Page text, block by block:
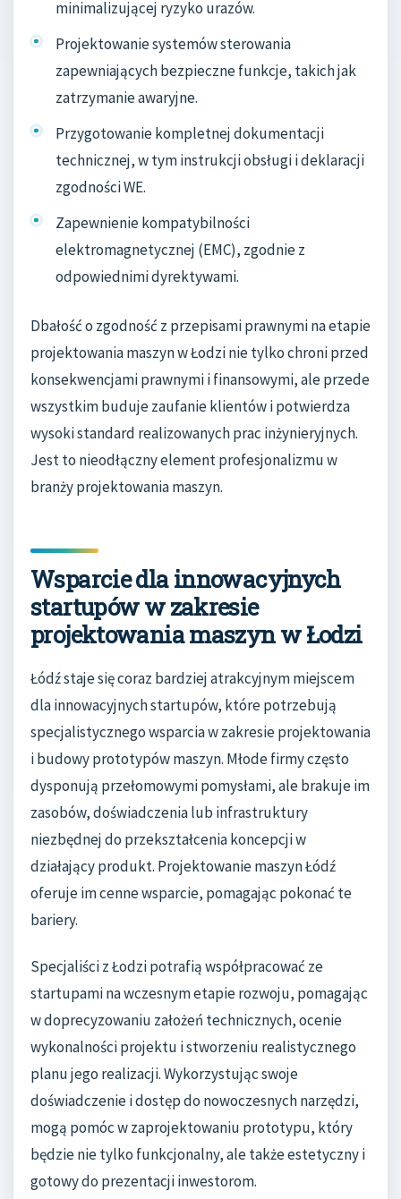
minimalizującej ryzyko urazów.
Projektowanie systemów sterowania
zapewniających bezpieczne funkcje, takich jak
zatrzymanie awaryjne.
Przygotowanie kompletnej dokumentacji
technicznej, w tym instrukcji obsługi i deklaracji
zgodności WE.
Zapewnienie kompatybilności
elektromagnetycznej (EMC), zgodnie z
odpowiednimi dyrektywami.
Dbałość o zgodność z przepisami prawnymi na etapie
projektowania maszyn w Łodzi nie tylko chroni przed
konsekwencjami prawnymi i finansowymi, ale przede
wszystkim buduje zaufanie klientów i potwierdza
wysoki standard realizowanych prac inżynieryjnych.
Jest to nieodłączny element profesjonalizmu w
branży projektowania maszyn.
Wsparcie dla innowacyjnych
startupów w zakresie
projektowania maszyn w Łodzi
Łódź staje się coraz bardziej atrakcyjnym miejscem
dla innowacyjnych startupów, które potrzebują
specjalistycznego wsparcia w zakresie projektowania
i budowy prototypów maszyn. Młode firmy często
dysponują przełomowymi pomysłami, ale brakuje im
zasobów, doświadczenia lub infrastruktury
niezbędnej do przekształcenia koncepcji w
działający produkt. Projektowanie maszyn Łódź
oferuje im cenne wsparcie, pomagając pokonać te
bariery.
Specjaliści z Łodzi potrafią współpracować ze
startupami na wczesnym etapie rozwoju, pomagając
w doprecyzowaniu założeń technicznych, ocenie
wykonalności projektu i stworzeniu realistycznego
planu jego realizacji. Wykorzystując swoje
doświadczenie i dostęp do nowoczesnych narzędzi,
mogą pomóc w zaprojektowaniu prototypu, który
będzie nie tylko funkcjonalny, ale także estetyczny i
gotowy do prezentacji inwestorom.